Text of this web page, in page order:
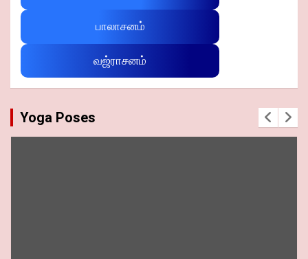
பாலாசனம்
வஜ்ராசனம்
Yoga Poses